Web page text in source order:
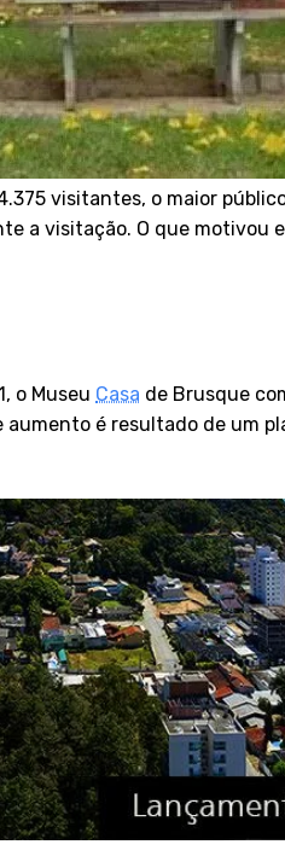
visitantes, o maior
a visitação. O que
o Museu Casa de Brusque
é resultado de um